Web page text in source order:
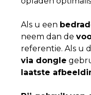
Als u een
neem dan de
referentie. Als u
via dongle
laatste